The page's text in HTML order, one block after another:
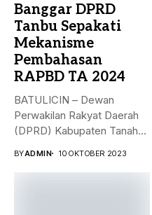
Banggar DPRD
Tanbu Sepakati
Mekanisme
Pembahasan
RAPBD TA 2024
BATULICIN – Dewan
Perwakilan Rakyat Daerah
(DPRD) Kabupaten Tanah
BYADMIN 10 OKTOBER 2023